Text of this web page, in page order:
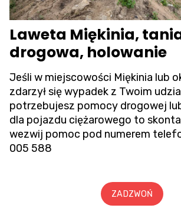
Laweta Miękinia,
drogowa, holowanie
Jeśli w miejscowości Miękinia lub
zdarzył się wypadek z Twoim
potrzebujesz pomocy drogowej
dla pojazdu ciężarowego to
wezwij pomoc pod numerem
005 588
ZADZWOŃ